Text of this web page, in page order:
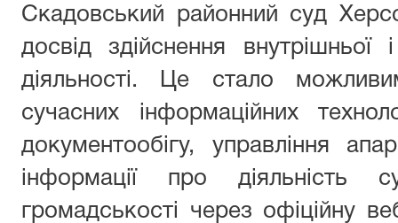
Скадовський районний суд
досвід здійснення внутрішньої
діяльності. Це стало
сучасних інформаційних
документообігу, управління
інформації про
громадськості через офіційну